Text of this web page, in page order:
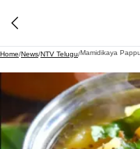
Home/News/NTV Telugu/